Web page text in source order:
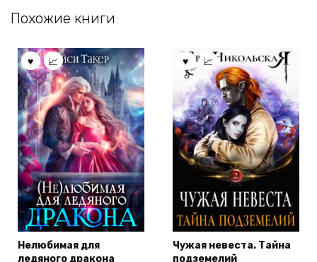
Похожие книги
Нелюбимая для
ледяного дракона
Чужая невеста. Тайна
подземелий